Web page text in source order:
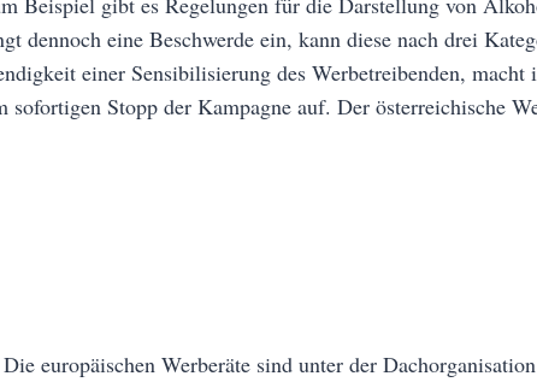
eine Beschwerde ein, kann diese nach drei
einer Sensibilisierung des Werbetreibenden, macht
Stopp der Kampagne auf. Der österreichische
europäischen Werberäte sind unter der